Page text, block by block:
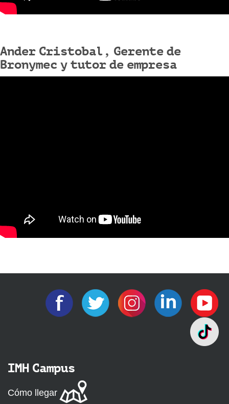
Ander Cristobal, Gerente de
Bronymec y tutor de empresa
IMH Campus
Cómo llegar